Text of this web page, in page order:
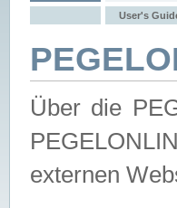
User's
Über die
externen